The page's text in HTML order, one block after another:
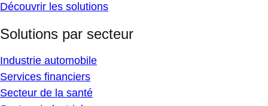
Découvrir les solutions
Solutions par secteur
Industrie automobile
Services financiers
Secteur de la santé